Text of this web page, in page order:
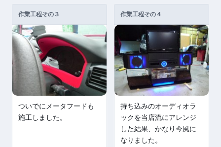
作業工程その３
ついでにメータフードも
施工しました。
作業工程その４
持ち込みのオーディオラ
ックを当店流にアレンジ
した結果、かなり今風に
なりました。